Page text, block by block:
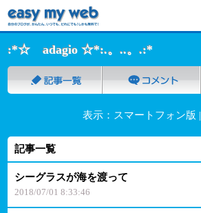
:*☆ adagio ☆*:.。..。.:*
表示：スマートフォン版 |
記事一覧
シーグラスが海を渡って
2018/07/01 8:33:46